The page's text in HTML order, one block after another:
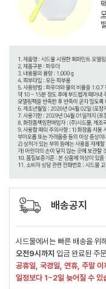
배송공지
시드물에서는 빠른 배송을 위해
오전9시까지 입금 완료된 주
공휴일, 국경일, 연휴, 주말
일정보다 1~2일 늦어질 수 있